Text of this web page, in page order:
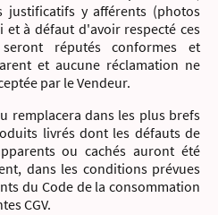
justificatifs y afférents (photos
et à défaut d'avoir respecté ces
réputés conformes et
et aucune réclamation ne
par le Vendeur.
remplacera dans les plus brefs
livrés dont les défauts de
ou cachés auront été
dans les conditions prévues
du Code de la consommation
CGV.